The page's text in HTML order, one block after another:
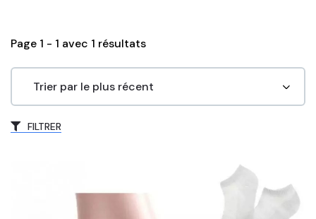
Page 1 - 1 avec 1 résultats
FILTRER